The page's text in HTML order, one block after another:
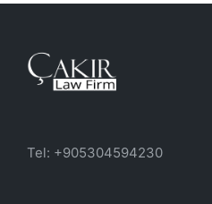
Tel: +905304594230